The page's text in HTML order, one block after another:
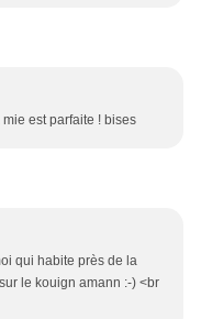
est parfaite ! bises
qui habite près de la
le kouign amann :-) <br